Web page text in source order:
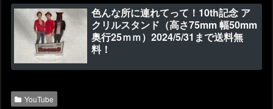
色んな所に連れてって！10th記念 ア
クリルスタンド（高さ75mm 幅50mm
奥行25ｍｍ）2024/5/31まで送料無
料！
YouTube